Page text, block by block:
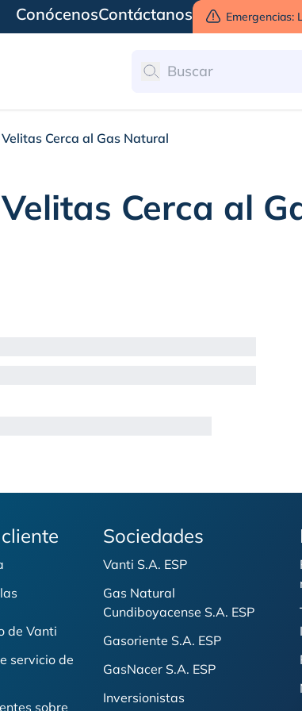
ConócenosContáctanos Emergencias:
Cerca al Gas Natural
Cerca al
de Vanti
servicio de
sobre
Sociedades
Vanti S.A. ESP
Gas Natural
Cundiboyacense S.A. ESP
Gasoriente S.A. ESP
GasNacer S.A. ESP
Inversionistas